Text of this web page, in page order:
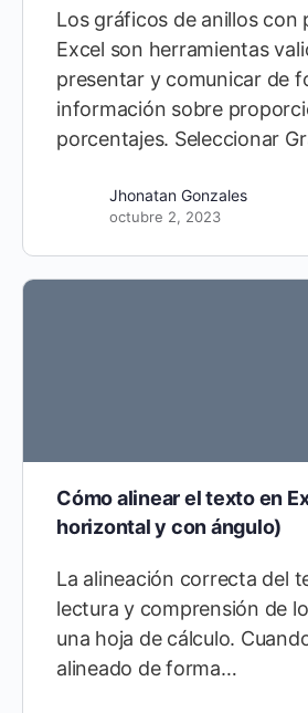
Los gráficos de anillos con
Excel son herramientas
presentar y comunicar de
información sobre
porcentajes. Seleccionar
Jhonatan Gonzales
octubre 2, 2023
Cómo alinear el texto en
horizontal y con ángulo)
La alineación correcta del
lectura y comprensión de
una hoja de cálculo.
alineado de forma…